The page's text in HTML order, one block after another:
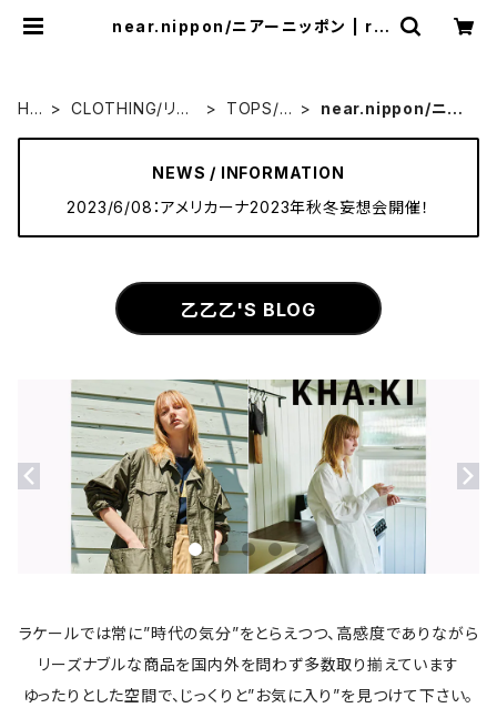
near.nippon/ニアーニッポン | ra
HO
CLOTHING/リア
TOPS/ト
near.nippon/ニア
NEWS / INFORMATION
2023/6/08：アメリカーナ2023年秋冬妄想会開催！
乙乙乙'S BLOG
ラケールでは常に”時代の気分”をとらえつつ、高感度でありながら
リーズナブルな商品を国内外を問わず多数取り揃えています
ゆったりとした空間で、じっくりと”お気に入り”を見つけて下さい。